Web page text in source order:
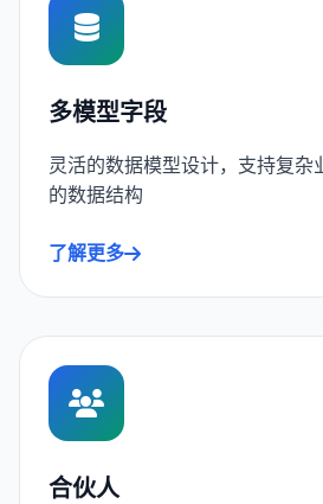
多模型字段
灵活的数据模型设计，支持复杂
的数据结构
了解更多
合伙人